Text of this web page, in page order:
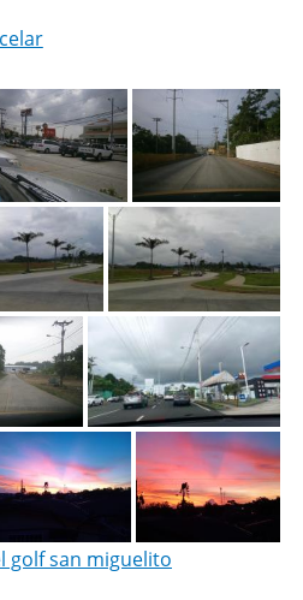
golf san miguelito